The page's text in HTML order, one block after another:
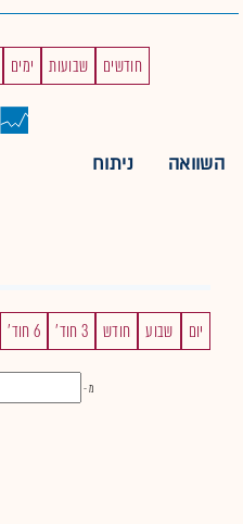
חודשים שבועות ימים
השוואה ניתוח
יום שבוע חודש 3 חוד' 6 חוד'
מ -